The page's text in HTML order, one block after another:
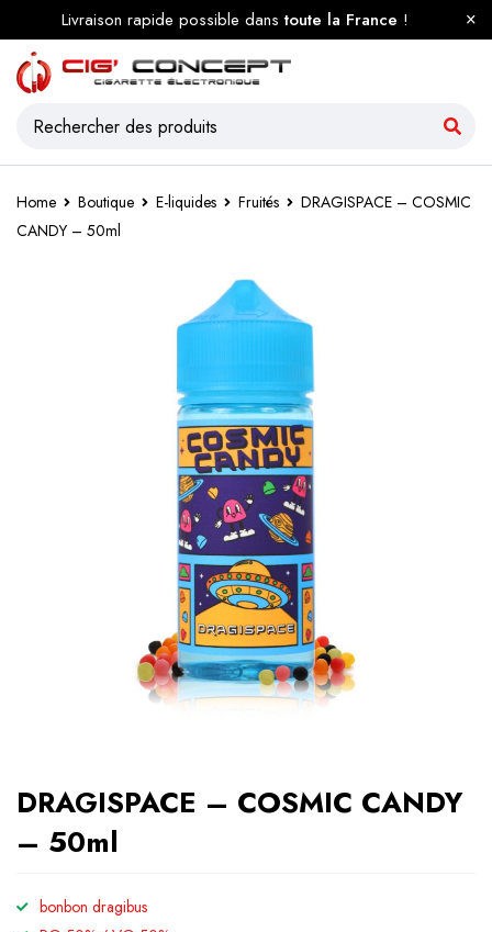
Livraison rapide possible danstoute la France !
Home Boutique E-liquides Fruités
DRAGISPACE – COSMIC
CANDY – 50ml
DRAGISPACE – COSMIC CANDY
– 50ml
bonbon dragibus